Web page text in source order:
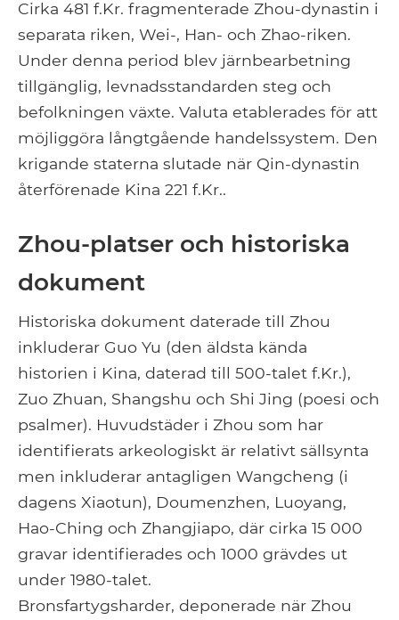
Cirka 481 f.Kr. fragmenterade Zhou-dynastin i
separata riken, Wei-, Han- och Zhao-riken.
Under denna period blev järnbearbetning
tillgänglig, levnadsstandarden steg och
befolkningen växte. Valuta etablerades för att
möjliggöra långtgående handelssystem. Den
krigande staterna slutade när Qin-dynastin
återförenade Kina 221 f.Kr..
Zhou-platser och historiska
dokument
Historiska dokument daterade till Zhou
inkluderar Guo Yu (den äldsta kända
historien i Kina, daterad till 500-talet f.Kr.),
Zuo Zhuan, Shangshu och Shi Jing (poesi och
psalmer). Huvudstäder i Zhou som har
identifierats arkeologiskt är relativt sällsynta
men inkluderar antagligen Wangcheng (i
dagens Xiaotun), Doumenzhen, Luoyang,
Hao-Ching och Zhangjiapo, där cirka 15 000
gravar identifierades och 1000 grävdes ut
under 1980-talet.
Bronsfartygsharder, deponerade när Zhou